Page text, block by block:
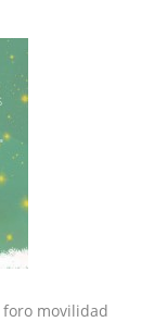
movilidad